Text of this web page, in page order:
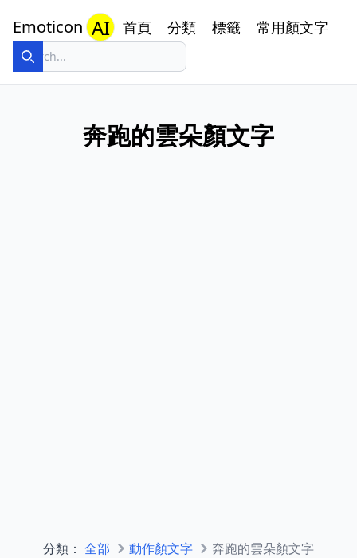
Emoticon AI 首頁 分類 標籤 常用顏文字
奔跑的雲朵顏文字
分類： 全部 動作顏文字 奔跑的雲朵顏文字